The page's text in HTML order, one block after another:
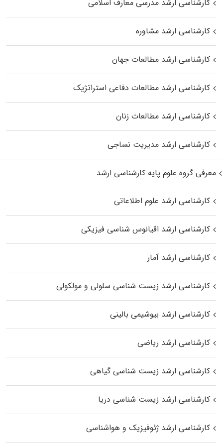
کارشناسی ارشد مدرسی معارف اسلامی
کارشناسی ارشد مشاوره
کارشناسی ارشد مطالعات جهان
کارشناسی ارشد مطالعات دفاعی استراتژیک
کارشناسی ارشد مطالعات زنان
کارشناسی ارشد مدیریت نساجی
معرفی گروه علوم پایه کارشناسی ارشد
کارشناسی ارشد علوم اطلاعاتی
کارشناسی ارشد اقیانوس‌ شناسی فیزیکی
کارشناسی ارشد آمار
کارشناسی ارشد زیست شناسی سلولی و مولکولی
کارشناسی ارشد بیوشیمی بالینی
کارشناسی ارشد ریاضی
کارشناسی ارشد زیست‌ شناسی گیاهی
کارشناسی ارشد زیست‌ شناسی دریا
کارشناسی ارشد ژئوفیزیک و هواشناسی